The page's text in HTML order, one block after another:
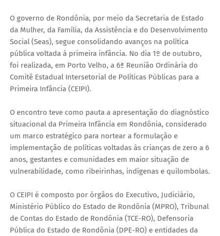
O governo de Rondônia, por meio da Secretaria de Estado
da Mulher, da Família, da Assistência e do Desenvolvimento
Social (Seas), segue consolidando avanços na política
pública voltada à primeira infância. No dia 1º de outubro,
foi realizada, em Porto Velho, a 6ª Reunião Ordinária do
Comitê Estadual Intersetorial de Políticas Públicas para a
Primeira Infância (CEIPI).
O encontro teve como pauta a apresentação do diagnóstico
situacional da Primeira Infância em Rondônia, considerado
um marco estratégico para nortear a formulação e
implementação de políticas voltadas às crianças de zero a 6
anos, gestantes e comunidades em maior situação de
vulnerabilidade, como ribeirinhas, indígenas e quilombolas.
O CEIPI é composto por órgãos do Executivo, Judiciário,
Ministério Público do Estado de Rondônia (MPRO), Tribunal
de Contas do Estado de Rondônia (TCE-RO), Defensoria
Pública do Estado de Rondônia (DPE-RO) e entidades da